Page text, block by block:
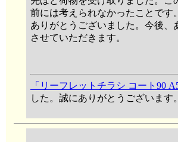
前には考えられなかったことです
ありがとうございました。今後
させていただきます。
「リーフレットチラシ コート90
した。誠にありがとうございます。